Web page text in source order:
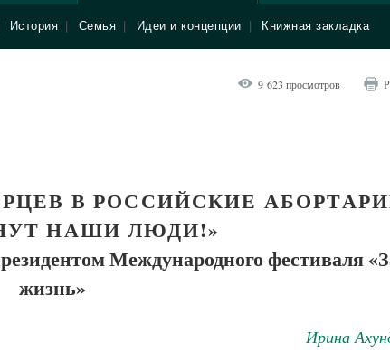
История Семья Идеи и концепции Книжная закладка
9 623 просмотров
В РОССИЙСКИЕ
НАШИ ЛЮДИ!»
Международного фестиваля
жизнь»
Ирина